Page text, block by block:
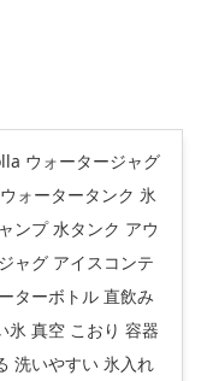
ウォータージャグ
ォータータンク 氷
ンプ 水タンク アウ
ャグ アイスコンテ
ターボトル 直飲み
氷 真空 こおり 容器
洗いやすい 氷入れ